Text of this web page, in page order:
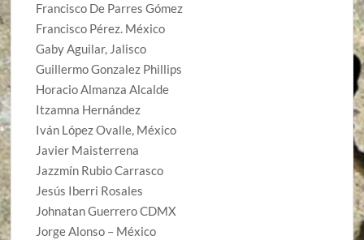
Francisco De Parres Gómez
Francisco Pérez. México
Gaby Aguilar, Jalisco
Guillermo Gonzalez Phillips
Horacio Almanza Alcalde
Itzamna Hernández
Iván López Ovalle, México
Javier Maisterrena
Jazzmín Rubio Carrasco
Jesús Iberri Rosales
Johnatan Guerrero CDMX
Jorge Alonso – México